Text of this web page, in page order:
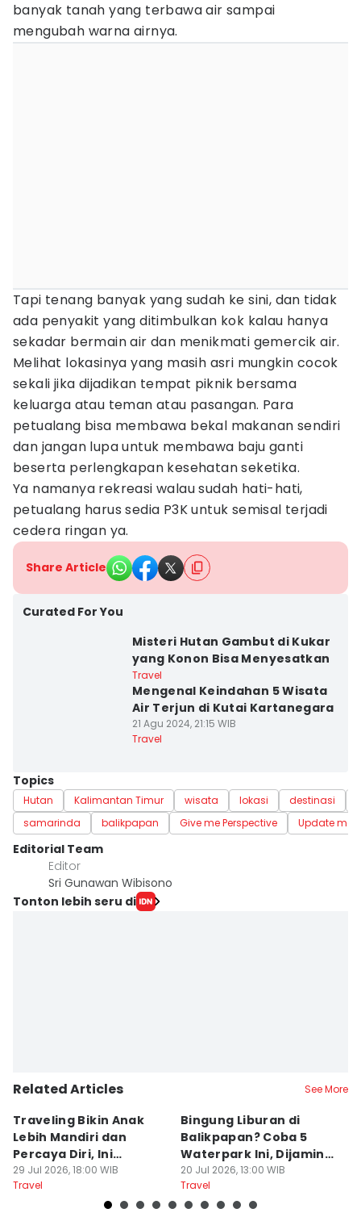
banyak tanah yang terbawa air sampai
mengubah warna airnya.
Tapi tenang banyak yang sudah ke sini, dan tidak
ada penyakit yang ditimbulkan kok kalau hanya
sekadar bermain air dan menikmati gemercik air.
Melihat lokasinya yang masih asri mungkin cocok
sekali jika dijadikan tempat piknik bersama
keluarga atau teman atau pasangan. Para
petualang bisa membawa bekal makanan sendiri
dan jangan lupa untuk membawa baju ganti
beserta perlengkapan kesehatan seketika.
Ya namanya rekreasi walau sudah hati-hati,
petualang harus sedia P3K untuk semisal terjadi
cedera ringan ya.
Share Article
Curated For You
Misteri Hutan Gambut di Kukar
yang Konon Bisa Menyesatkan
Travel
Mengenal Keindahan 5 Wisata
Air Terjun di Kutai Kartanegara
21 Agu 2024, 21:15 WIB
Travel
Topics
Hutan Kalimantan Timur wisata lokasi destinasi
samarinda
balikpapan Give me Perspective Update me
Editorial Team
Editor
Sri Gunawan Wibisono
Tonton lebih seru di
Related Articles See More
Traveling Bikin Anak
Lebih Mandiri dan
Percaya Diri, Ini
Penjelasan Psikolog
29 Jul 2026, 18:00 WIB
Travel
Bingung Liburan di
Balikpapan? Coba 5
Waterpark Ini, Dijamin
Bikin Betah
20 Jul 2026, 13:00 WIB
Travel